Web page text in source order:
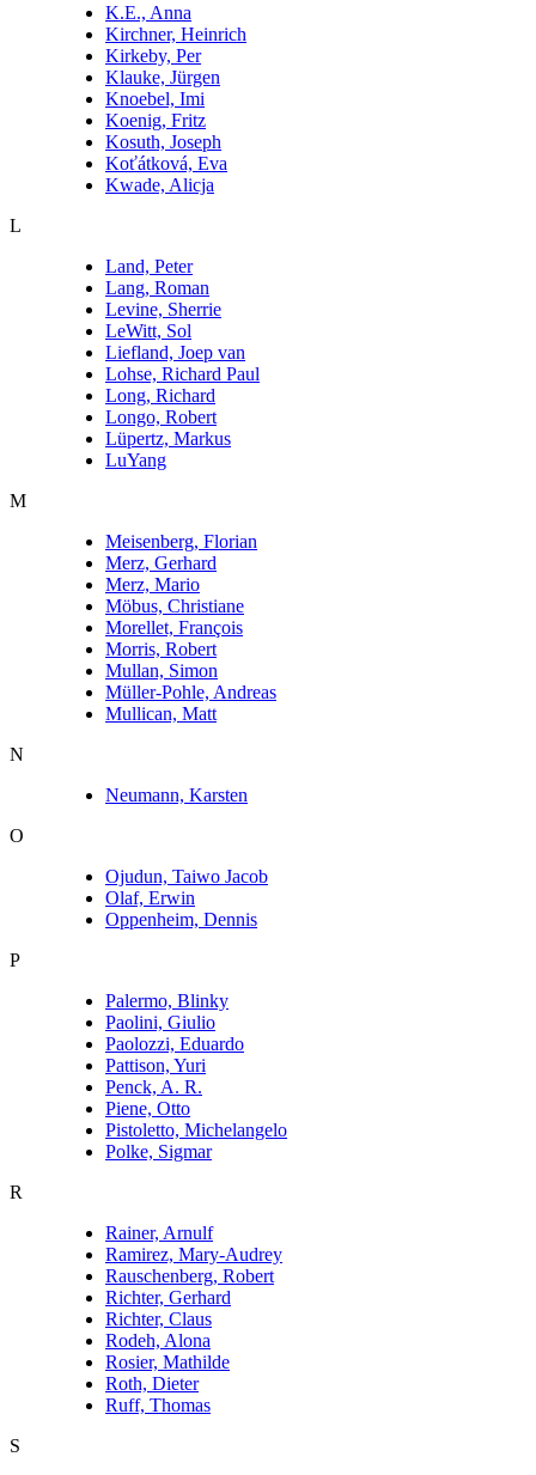
K.E., Anna
Kirchner, Heinrich
Kirkeby, Per
Klauke, Jürgen
Knoebel, Imi
Koenig, Fritz
Kosuth, Joseph
Koťátková, Eva
Kwade, Alicja
L
Land, Peter
Lang, Roman
Levine, Sherrie
LeWitt, Sol
Liefland, Joep van
Lohse, Richard Paul
Long, Richard
Longo, Robert
Lüpertz, Markus
LuYang
M
Meisenberg, Florian
Merz, Gerhard
Merz, Mario
Möbus, Christiane
Morellet, François
Morris, Robert
Mullan, Simon
Müller-Pohle, Andreas
Mullican, Matt
N
Neumann, Karsten
O
Ojudun, Taiwo Jacob
Olaf, Erwin
Oppenheim, Dennis
P
Palermo, Blinky
Paolini, Giulio
Paolozzi, Eduardo
Pattison, Yuri
Penck, A. R.
Piene, Otto
Pistoletto, Michelangelo
Polke, Sigmar
R
Rainer, Arnulf
Ramirez, Mary-Audrey
Rauschenberg, Robert
Richter, Gerhard
Richter, Claus
Rodeh, Alona
Rosier, Mathilde
Roth, Dieter
Ruff, Thomas
S